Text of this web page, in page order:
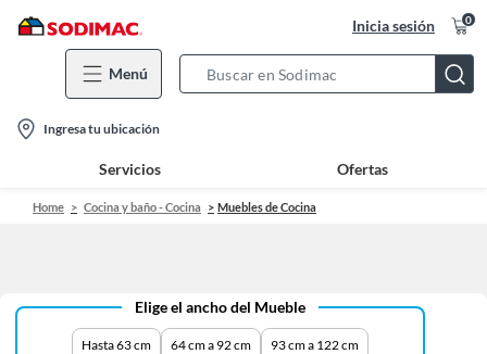
Inicia sesión 0
Menú
Bar
location-
icon
Ingresa tu ubicación
Servicios Ofertas
Home Cocina y baño - Cocina Muebles de Cocina
Elige el ancho del Mueble
Hasta 63 cm 64 cm a 92 cm 93 cm a 122 cm